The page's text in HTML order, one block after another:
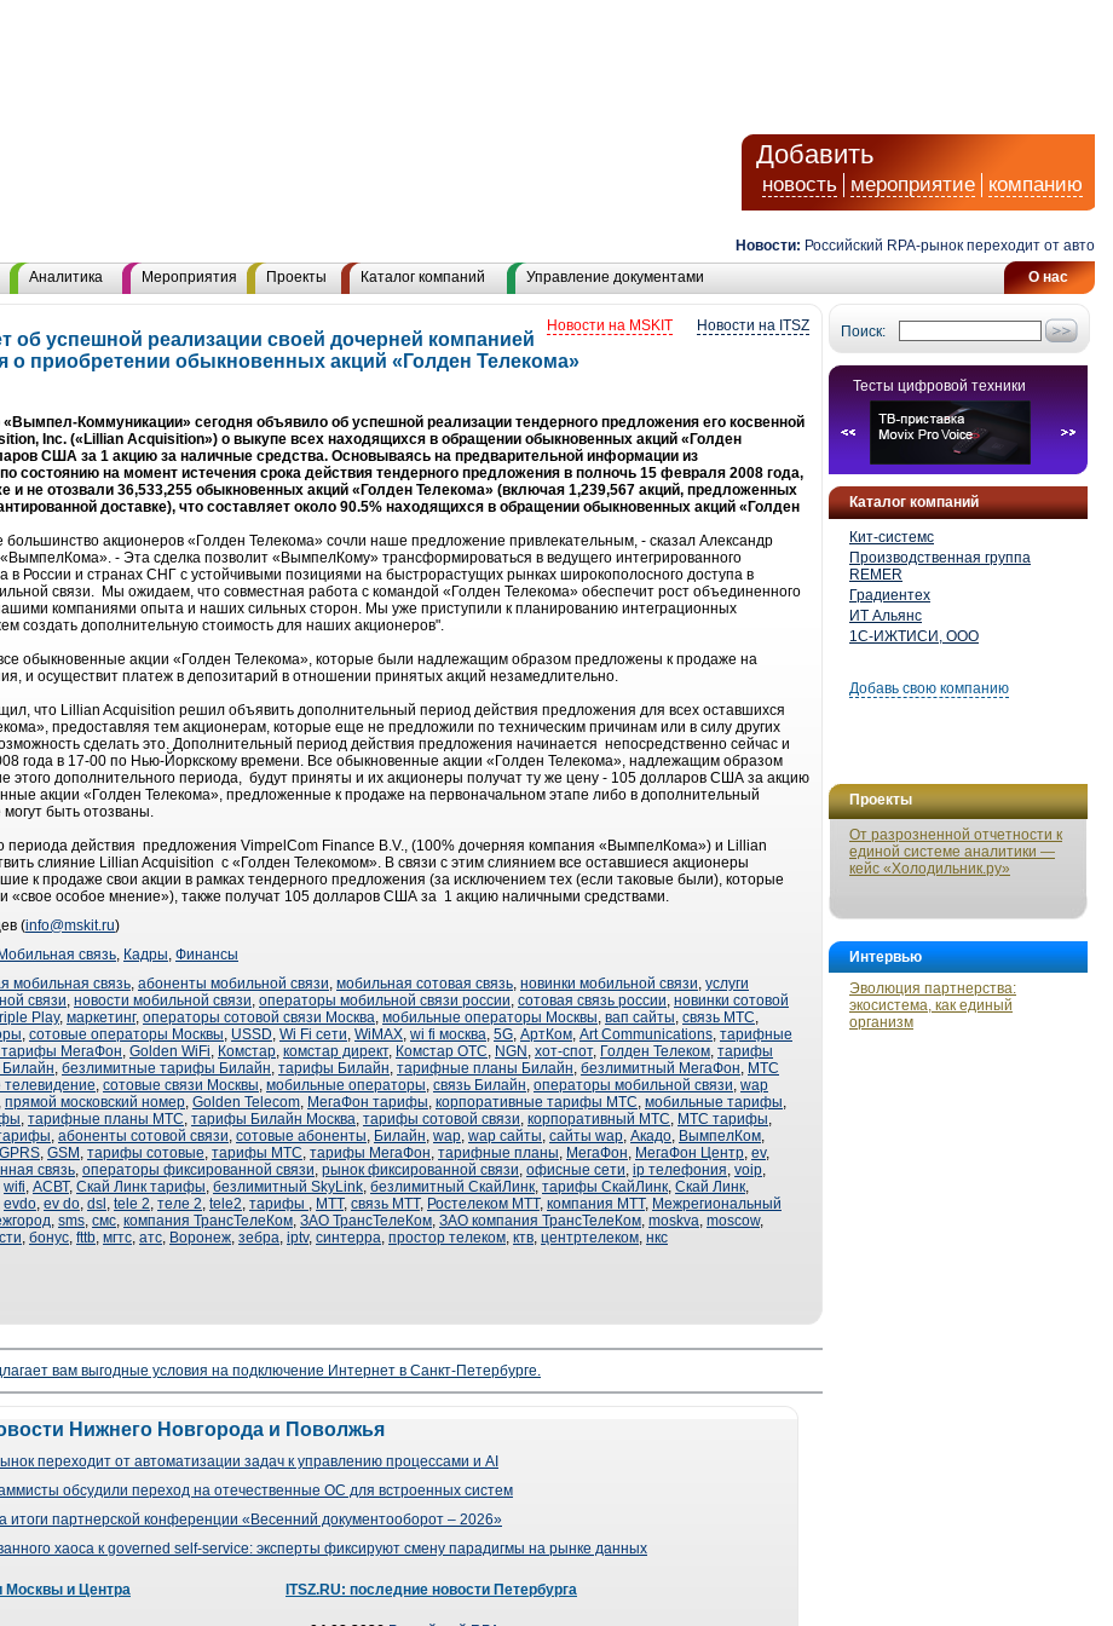
Добавить
новость мероприятие компанию
Новости: Российский RPA-рынок переходит от
О нас
Аналитика Мероприятия Проекты Каталог компаний Управление документами
Поиск:
Тесты цифровой техники
Каталог компаний
Кит-системс
Производственная группа
REMER
Градиентех
ИТ Альянс
1С-ИЖТИСИ, ООО
Добавь свою компанию
Проекты
От разрозненной отчетности к
единой системе аналитики —
кейс «Холодильник.ру»
Интервью
Эволюция партнерства:
экосистема, как единый
организм
Новости на ITSZ
Новости на MSKIT
успешной реализации своей дочерней компанией
о приобретении обыкновенных акций «Голден Телекома»
Коммуникации» сегодня объявило об успешной реализации тендерного предложения его косвенной
Inc. («Lillian Acquisition») о выкупе всех находящихся в обращении обыкновенных акций «Голден
США за 1 акцию за наличные средства. Основываясь на предварительной информации из
состоянию на момент истечения срока действия тендерного предложения в полночь 15 февраля 2008 года,
и не отозвали 36,533,255 обыкновенных акций «Голден Телекома» (включая 1,239,567 акций, предложенных
доставке), что составляет около 90.5% находящихся в обращении обыкновенных акций «Голден
акционеров «Голден Телекома» сочли наше предложение привлекательным, - сказал Александр
- Эта сделка позволит «ВымпелКому» трансформироваться в ведущего интегрированного
в России и странах СНГ с устойчивыми позициями на быстрорастущих рынках широкополосного доступа в
связи. Мы ожидаем, что совместная работа с командой «Голден Телекома» обеспечит рост объединенного
компаниями опыта и наших сильных сторон. Мы уже приступили к планированию интеграционных
создать дополнительную стоимость для наших акционеров".
обыкновенные акции «Голден Телекома», которые были надлежащим образом предложены к продаже на
и осуществит платеж в депозитарий в отношении принятых акций незамедлительно.
что Lillian Acquisition решил объявить дополнительный период действия предложения для всех оставшихся
предоставляя тем акционерам, которые еще не предложили по техническим причинам или в силу других
сделать это. Дополнительный период действия предложения начинается непосредственно сейчас и
года в 17-00 по Нью-Йоркскому времени. Все обыкновенные акции «Голден Телекома», надлежащим образом
этого дополнительного периода, будут приняты и их акционеры получат ту же цену - 105 долларов США за акцию
акции «Голден Телекома», предложенные к продаже на первоначальном этапе либо в дополнительный
быть отозваны.
периода действия предложения VimpelCom Finance B.V., (100% дочерняя компания «ВымпелКома») и Lillian
слияние Lillian Acquisition с «Голден Телекомом». В связи с этим слиянием все оставшиеся акционеры
к продаже свои акции в рамках тендерного предложения (за исключением тех (если таковые были), которые
«свое особое мнение»), также получат 105 долларов США за 1 акцию наличными средствами.
(info@mskit.ru)
Мобильная связь, Кадры, Финансы
мобильная связь, абоненты мобильной связи, мобильная сотовая связь, новинки мобильной связи, услуги
связи, новости мобильной связи, операторы мобильной связи россии, сотовая связь россии, новинки сотовой
Play, маркетинг, операторы сотовой связи Москва, мобильные операторы Москвы, вап сайты, связь МТС,
, сотовые операторы Москвы, USSD, Wi Fi сети, WiMAX, wi fi москва, 5G, АртКом, Art Communications, тарифные
тарифы МегаФон, Golden WiFi, Комстар, комстар директ, Комстар ОТС, NGN , хот-спот, Голден Телеком, тарифы
, безлимитные тарифы Билайн, тарифы Билайн, тарифные планы Билайн, безлимитный МегаФон, МТС
телевидение, сотовые связи Москвы, мобильные операторы, связь Билайн, операторы мобильной связи, wap
, прямой московский номер, Golden Telecom, МегаФон тарифы, корпоративные тарифы МТС, мобильные тарифы,
, тарифные планы МТС, тарифы Билайн Москва, тарифы сотовой связи, корпоративный МТС, МТС тарифы,
, абоненты сотовой связи, сотовые абоненты, Билайн, wap, wap сайты, сайты wap, Акадо, ВымпелКом,
GPRS, GSM , тарифы сотовые, тарифы МТС, тарифы МегаФон, тарифные планы, МегаФон, МегаФон Центр, ev,
связь, операторы фиксированной связи, рынок фиксированной связи, офисные сети, ip телефония, voip,
wifi, АСВТ, Скай Линк тарифы, безлимитный SkyLink, безлимитный СкайЛинк, тарифы СкайЛинк, Скай Линк,
evdo, ev do, dsl , tele 2, теле 2, tele2, тарифы , МТТ, связь МТТ, Ростелеком МТТ, компания МТТ, Межрегиональный
, sms, смс, компания ТрансТелеКом, ЗАО ТрансТелеКом, ЗАО компания ТрансТелеКом, moskva, moscow,
, бонус, fttb, мгтс, атс, Воронеж, зебра, iptv, синтерра, простор телеком, ктв, центртелеком, нкс
вам выгодные условия на подключение Интернет в Санкт-Петербурге.
Нижнего Новгорода и Поволжья
переходит от автоматизации задач к управлению процессами и AI
обсудили переход на отечественные ОС для встроенных систем
итоги партнерской конференции «Весенний документооборот – 2026»
хаоса к governed self-service: эксперты фиксируют смену парадигмы на рынке данных
Москвы и Центра ITSZ.RU: последние новости Петербурга